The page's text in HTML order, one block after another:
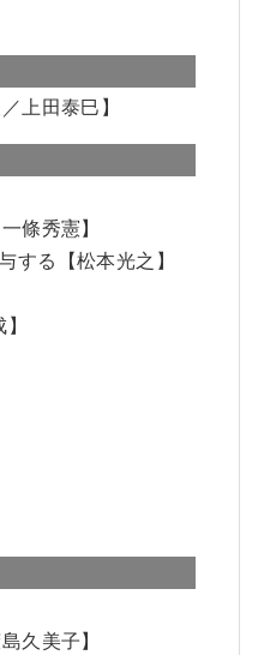
上田泰巳】
條秀憲】
する 【松本光之】
久美子】